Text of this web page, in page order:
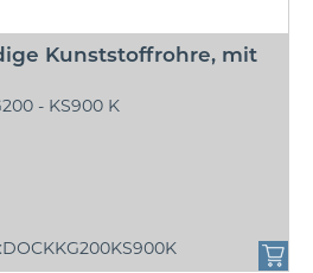
Kunststoffrohre, mit
- KS900 K